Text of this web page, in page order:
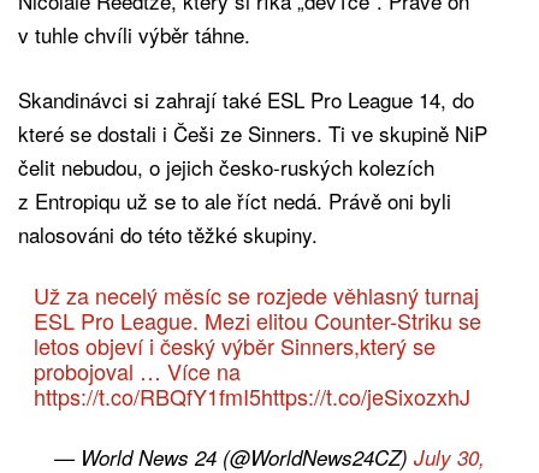
v tuhle chvíli výběr táhne.
Skandinávci si zahrají také ESL Pro League 14, do
které se dostali i Češi ze Sinners. Ti ve skupině NiP
čelit nebudou, o jejich česko-ruských kolezích
z Entropiqu už se to ale říct nedá. Právě oni byli
nalosováni do této těžké skupiny.
Už za necelý měsíc se rozjede věhlasný turnaj
ESL Pro League. Mezi elitou Counter-Striku se
letos objeví i český výběr Sinners,který se
probojoval … Více na
https://t.co/RBQfY1fmI5https://t.co/jeSixozxhJ
— World News 24 (@WorldNews24CZ) July 30,